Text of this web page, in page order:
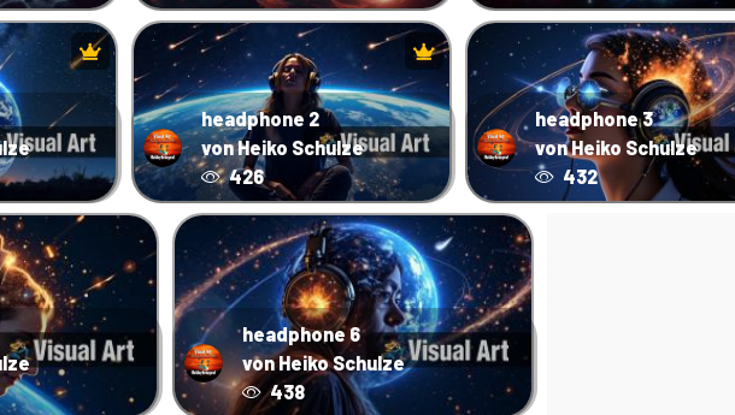
headphone 2
von Heiko Schulze
426
headphone 3
von Heiko Schulze
432
headphone 6
von Heiko Schulze
438